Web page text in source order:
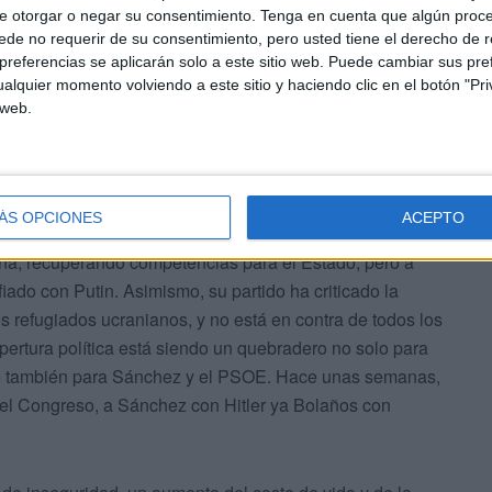
otorgar o negar su consentimiento. Tenga en cuenta que algún
no requerir de su consentimiento, pero usted tiene el derecho de
se aplicarán solo a este sitio web. Puede cambiar sus
momento volviendo a este sitio y haciendo clic en el botón
OPCIONES ACEPTO
de la política española, a Vox le esperan dos
elecciones andaluzas antes del próximo verano y las
recuperando competencias para el Estado; pero a
con Putin. Asimismo, su partido ha criticado la
ucranianos, y no está en contra de todos los
política está siendo un quebradero no solo para
para Sánchez y el PSOE. Hace unas semanas,
Congreso, a Sánchez con Hitler ya Bolaños con